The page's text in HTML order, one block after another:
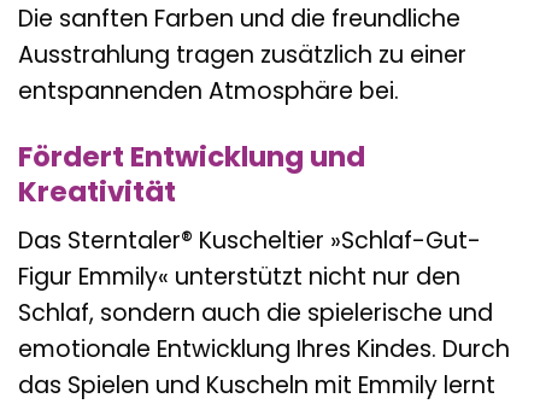
Die sanften Farben und die freundliche
Ausstrahlung tragen zusätzlich zu einer
entspannenden Atmosphäre bei.
Fördert Entwicklung und
Kreativität
Das Sterntaler® Kuscheltier »Schlaf-Gut-
Figur Emmily« unterstützt nicht nur den
Schlaf, sondern auch die spielerische und
emotionale Entwicklung Ihres Kindes. Durch
das Spielen und Kuscheln mit Emmily lernt